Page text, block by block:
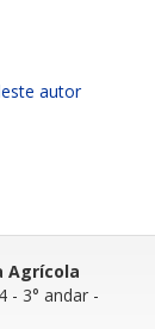
autor
Agrícola
- 3° andar -